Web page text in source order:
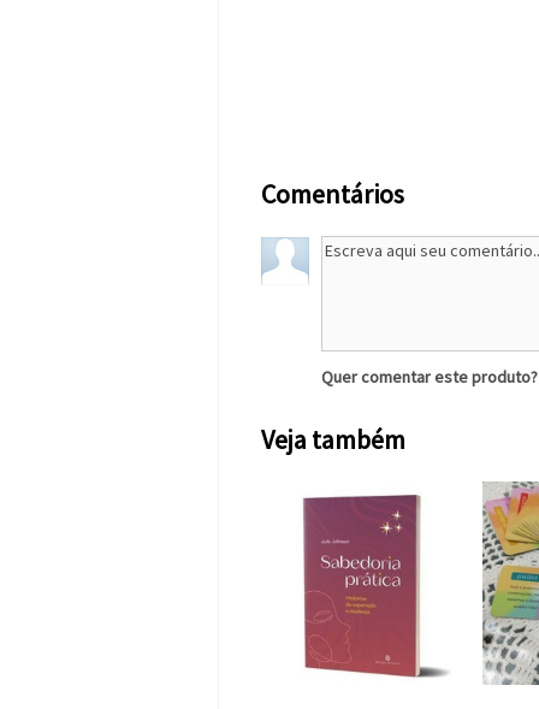
Comentários
Quer comentar este produto?
Veja também